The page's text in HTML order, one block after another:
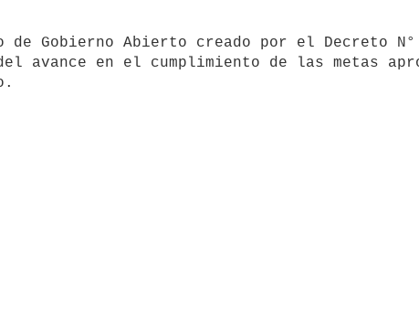
avance en el cumplimiento de las metas